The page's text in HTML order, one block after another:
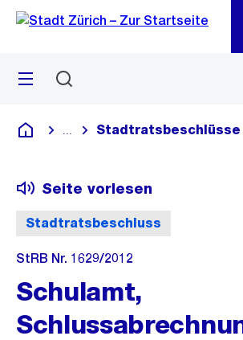
Navigation
Sprunglink
Menü
Deutsch
Blende alle Breadcrumbs ein
Stadtratsbeschlüsse
Stadtratsbeschluss
Seite vorlesen
StRB Nr. 1629/2012
Schulamt,